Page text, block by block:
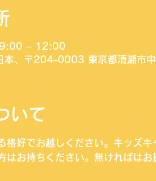
– 12:00
本、〒204-0003 東京都清瀬市
いて
格好でお越しください。キッズキ
はお持ちください。無ければはお